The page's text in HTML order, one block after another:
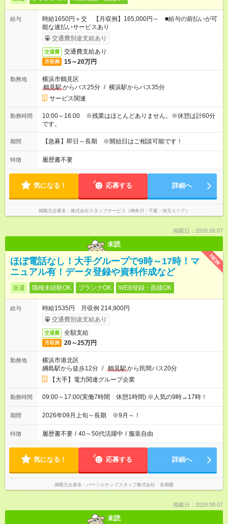
給与
時給1650円＋交 【月収例】165,000円～ ■給与の前払いが可
能な速払いサービスあり
交通費別途支給あり
交通費 交通費支給あり
月収例 15～20万円
勤務地
横浜市鶴見区
鶴見駅からバス25分 / 横浜駅からバス35分
サービス関連
勤務時間
10:00～16:00 ※残業はほとんどありません。※休憩は計60分
です。
期間 【急募】即日～長期 ※開始日はご相談可能です！
特徴 履歴書不要
気になる！ 応募する 詳細へ
掲載元企業名 株式会社スタッフサービス（神奈川・千葉・埼玉エリア）
掲載日：2026.08.07
未読
NEW
ほぼ電話なし！大手グループで9時～17時！マ
ニュアル有！データ登録や資料作成など
派遣 職種未経験OK ブランクOK WEB登録・面接OK
給与
時給1535円 月収例 214,900円
交通費別途支給あり
交通費 全額支給
月収例 20～25万円
勤務地
横浜市港北区
綱島駅から徒歩12分 / 鶴見駅から民間バス20分
【大手】電力関連グループ企業
勤務時間 09:00～17:00(実働7時間 休憩1時間) ※人気の9時→17時！
期間 2026年09月上旬～長期 ※9月～！
特徴 履歴書不要 / 40～50代活躍中 / 服装自由
気になる！ 応募する 詳細へ
掲載元企業名 パーソルテンプスタッフ株式会社 首都圏
掲載日：2026.08.07
未読